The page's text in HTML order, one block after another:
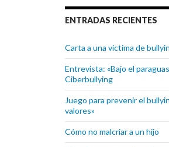
ENTRADAS RECIENTES
Carta a una víctima de
Entrevista: «Bajo el
Ciberbullying
Juego para prevenir el
valores»
Cómo no malcriar a un hijo